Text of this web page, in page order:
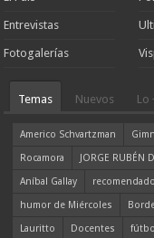
Entrevistas
Fotogalerías
Temas Nuevos Lo
Americo Schvartzman
Rocamora
JORGE RUBÉN
Aníbal Gallay
humor de Miércoles
Lauritto
Docentes